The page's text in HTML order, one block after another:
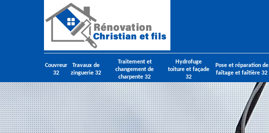
Couvreur
32
Travaux de
zinguerie 32
Traitement et
changement de
charpente 32
Hydrofuge
toiture et façade
32
Pose et réparation de
faîtage et faîtière 32